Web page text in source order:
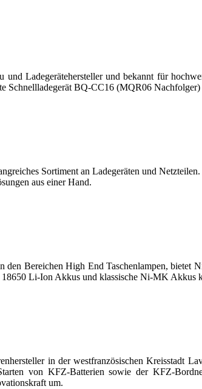
und Ladegerätehersteller und bekannt für
Schnellladegerät BQ-CC16 (MQR06
Sortiment an Ladegeräten und
aus einer Hand.
den Bereichen High End Taschenlampen,
Li-Ion Akkus und klassische Ni-MK Akkus
in der westfranzösischen Kreisstadt
von KFZ-Batterien sowie der KFZ-
um.